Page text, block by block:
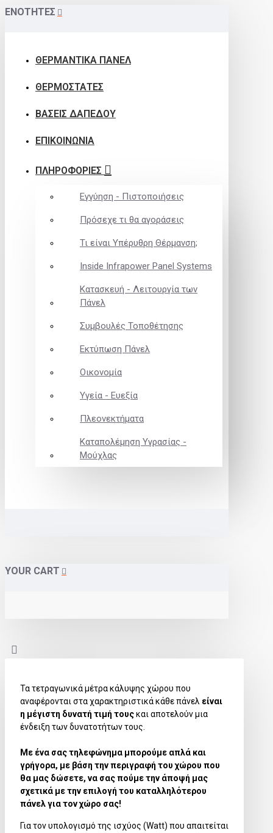
ΕΝΟΤΗΤΕΣ
ΘΕΡΜΑΝΤΙΚΑ ΠΑΝΕΛ
ΘΕΡΜΟΣΤΑΤΕΣ
ΒΑΣΕΙΣ ΔΑΠΕΔΟΥ
ΕΠΙΚΟΙΝΩΝΙΑ
ΠΛΗΡΟΦΟΡΙΕΣ
Εγγύηση - Πιστοποιήσεις
Πρόσεχε τι θα αγοράσεις
Τι είναι Υπέρυθρη Θέρμανση;
Inside Infrapower Panel Systems
Κατασκευή - Λειτουργία των
Πάνελ
Συμβουλές Τοποθέτησης
Εκτύπωση Πάνελ
Οικονομία
Υγεία - Ευεξία
Πλεονεκτήματα
Καταπολέμηση Υγρασίας -
Μούχλας
YOUR CART
Τα τετραγωνικά μέτρα κάλυψης χώρου που
αναφέρονται στα χαρακτηριστικά κάθε πάνελ είναι
η μέγιστη δυνατή τιμή τουςκαι αποτελούν μια
ένδειξη των δυνατοτήτων τους.
Με ένα σας τηλεφώνημα μπορούμε απλά και
γρήγορα, με βάση την περιγραφή του χώρου που
θα μας δώσετε, να σας πούμε την άποψή μας
σχετικά με την επιλογή του καταλληλότερου
πάνελ για τον χώρο σας!
Για τον υπολογισμό της ισχύος (Watt) που απαιτείται